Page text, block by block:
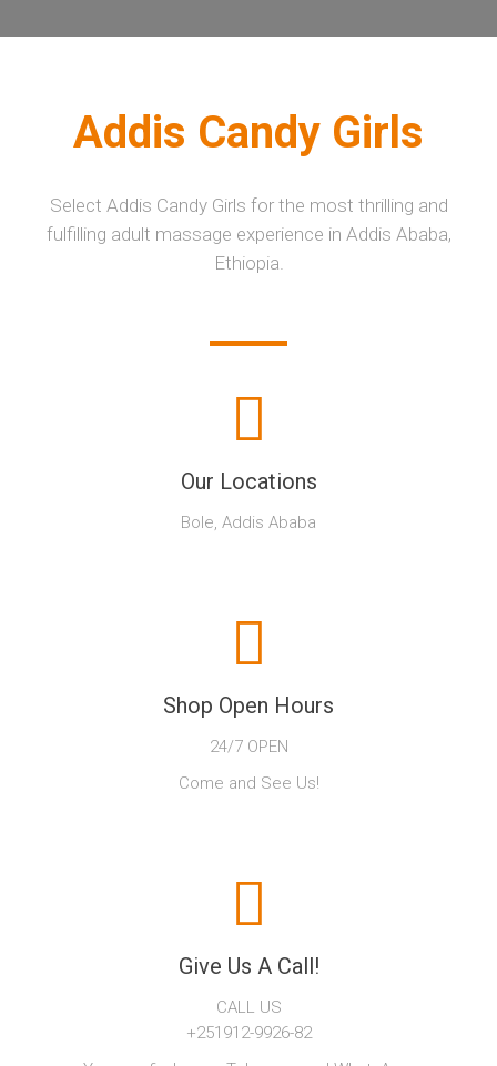
Addis Candy Girls
Select Addis Candy Girls for the most thrilling and
fulfilling adult massage experience in Addis Ababa,
Ethiopia.
Our Locations
Bole, Addis Ababa
Shop Open Hours
24/7 OPEN
Come and See Us!
Give Us A Call!
CALL US
+251912-9926-82